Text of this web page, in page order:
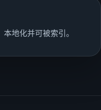
地化并可被索引。